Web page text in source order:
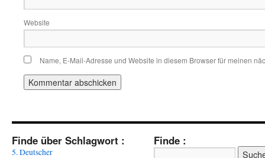
Website
Name, E-Mail-Adresse und Website in diesem Browser für meinen
Finde über Schlagwort :
5. Deutscher
Finde :